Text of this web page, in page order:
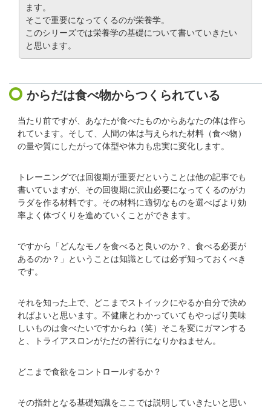
ます。
そこで重要になってくるのが栄養学。
このシリーズでは栄養学の基礎について書いていきたい
と思います。
からだは食べ物からつくられている
当たり前ですが、あなたが食べたものからあなたの体は作ら
れています。そして、人間の体は与えられた材料（食べ物）
の量や質にしたがって体型や体力も忠実に変化します。
トレーニングでは回復期が重要だということは他の記事でも
書いていますが、その回復期に沢山必要になってくるのがカ
ラダを作る材料です。その材料に適切なものを選べばより効
率よく体づくりを進めていくことができます。
ですから「どんなモノを食べると良いのか？、食べる必要が
あるのか？」ということは知識としては必ず知っておくべき
です。
それを知った上で、どこまでストイックにやるか自分で決め
ればよいと思います。不健康とわかっていてもやっぱり美味
しいものは食べたいですからね（笑）そこを変にガマンする
と、トライアスロンがただの苦行になりかねません。
どこまで食欲をコントロールするか？
その指針となる基礎知識をここでは説明していきたいと思い